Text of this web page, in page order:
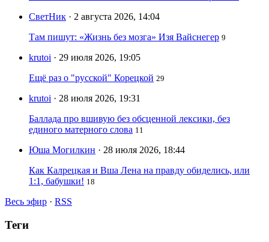
СветНик · 2 августа 2026, 14:04
Там пишут: «Жизнь без мозга» Изя Вайснегер 9
krutoi · 29 июля 2026, 19:05
Ещё раз о "русской" Корецкой 29
krutoi · 28 июля 2026, 19:31
Баллада про вшивую без обсценной лексики, без
единого матерного слова 11
Юша Могилкин · 28 июля 2026, 18:44
Как Калрецкая и Вша Лена на правду обиделись, или
1:1, бабушки! 18
Весь эфир · RSS
Теги